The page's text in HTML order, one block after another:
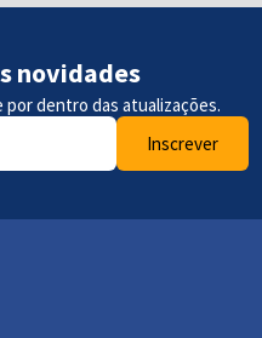
novidades
dentro das atualizações.
Inscrever